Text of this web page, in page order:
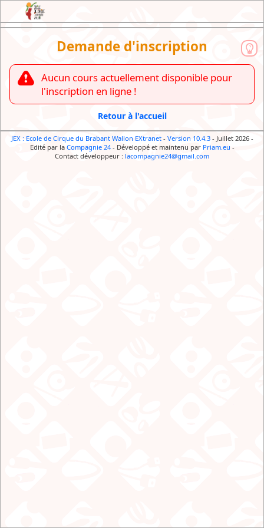
JEX : l'Extranet de l'Ecole de Cirque du
Brabant Wallon
Demande d'inscription
Aucun cours actuellement disponible pour
l'inscription en ligne !
Retour à l'accueil
JEX : Ecole de Cirque du Brabant Wallon EXtranet- Version 10.4.3- Juillet 2026-
Edité par la Compagnie 24- Développé et maintenu par Priam.eu -
Contact développeur : lacompagnie24@gmail.com